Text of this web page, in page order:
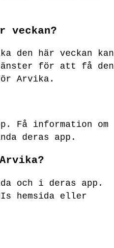
veckan?
den här veckan kan
tjänster för att få den
Arvika.
Få information om
deras app.
och i deras app.
hemsida eller